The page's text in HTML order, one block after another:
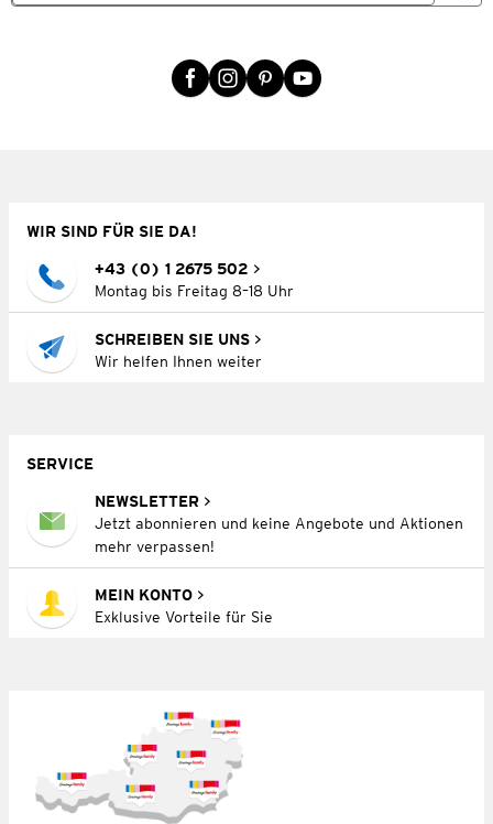
WIR SIND FÜR SIE DA!
+43 (0) 1 2675 502
Montag bis Freitag 8–18 Uhr
SCHREIBEN SIE UNS
Wir helfen Ihnen weiter
SERVICE
NEWSLETTER
Jetzt abonnieren und keine Angebote und Aktionen
mehr verpassen!
MEIN KONTO
Exklusive Vorteile für Sie